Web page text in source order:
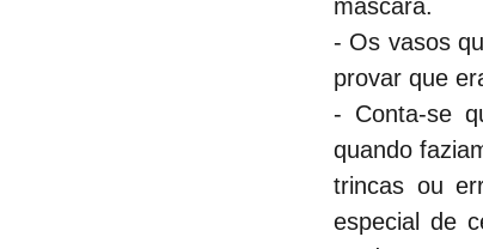
máscara.
- Os vasos
provar que
- Conta-se
quando
trincas ou
especial de